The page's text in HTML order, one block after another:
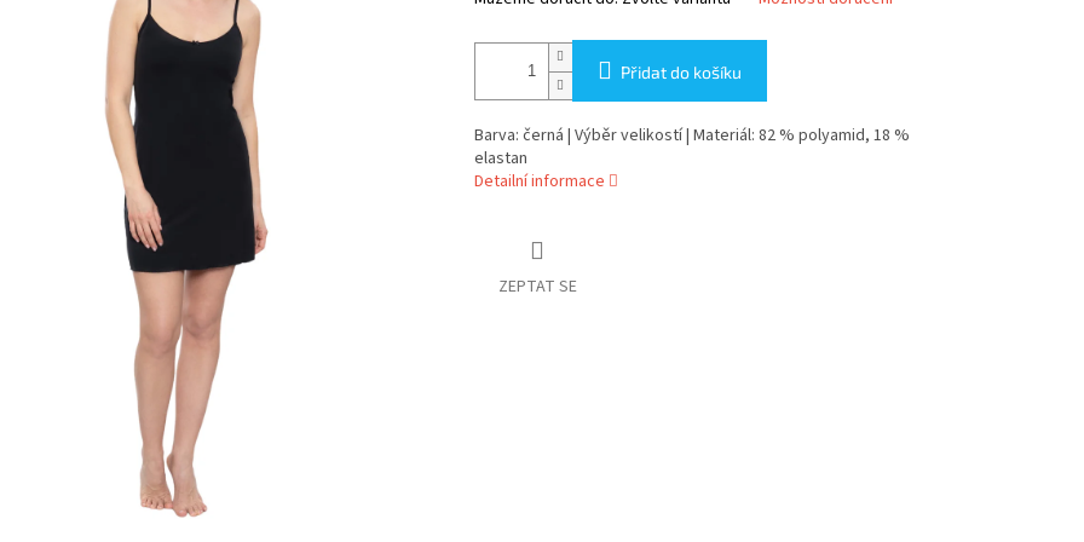
Přidat do košíku
Barva: černá | Výběr velikostí | Materiál: 82 % polyamid, 18 %
elastan
Detailní informace
ZEPTAT SE